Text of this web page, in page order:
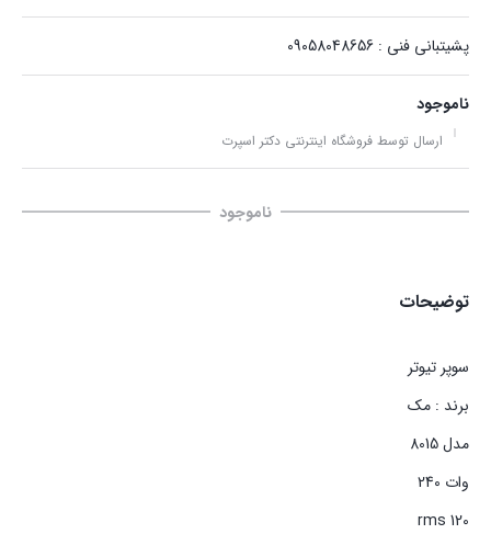
پشیتبانی فنی : 09058048656
ناموجود
ارسال توسط فروشگاه اینترنتی دکتر اسپرت
ناموجود
توضیحات
سوپر تیوتر
برند : مک
مدل 8015
وات 240
120 rms